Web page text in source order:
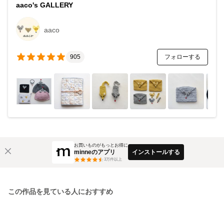
aaco's GALLERY
aaco
905 フォローする
お買いものがもっとお得に
minneのアプリ
3万件以上
インストールする
この作品を見ている人におすすめ